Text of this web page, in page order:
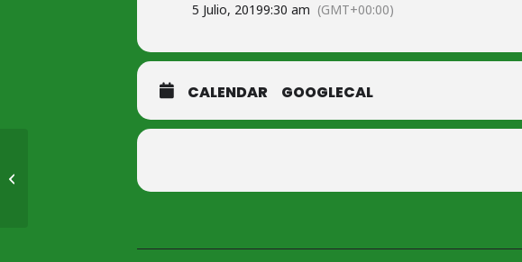
5 Julio, 20199:30 am (GMT+00:00)
CALENDAR GOOGLECAL
Concierto de Ombligo